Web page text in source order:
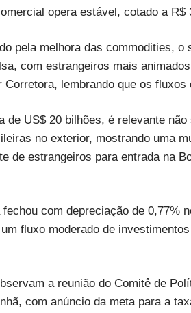
opera estável, cotado a R$
pela melhora das commodities,
com estrangeiros mais
Corretora, lembrando que os
US$ 20 bilhões, é relevante
no exterior, mostrando uma
de estrangeiros para entrada na
com depreciação de 0,77%
fluxo moderado de
a reunião do Comitê de
com anúncio da meta para a